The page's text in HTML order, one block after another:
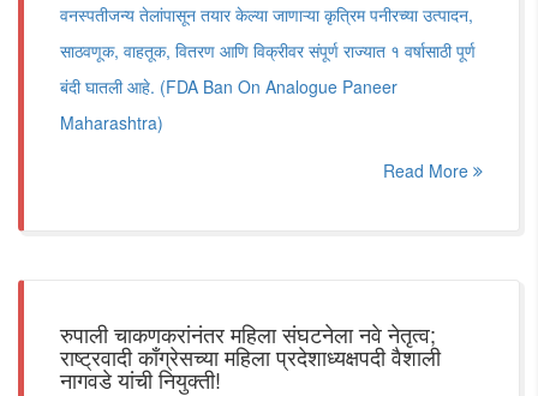
वनस्पतीजन्य तेलांपासून तयार केल्या जाणाऱ्या कृत्रिम पनीरच्या उत्पादन,
साठवणूक, वाहतूक, वितरण आणि विक्रीवर संपूर्ण राज्यात १ वर्षासाठी पूर्ण
बंदी घातली आहे. (FDA Ban On Analogue Paneer
Maharashtra)
Read More
रुपाली चाकणकरांनंतर महिला संघटनेला नवे नेतृत्व;
राष्ट्रवादी काँग्रेसच्या महिला प्रदेशाध्यक्षपदी वैशाली
नागवडे यांची नियुक्ती!